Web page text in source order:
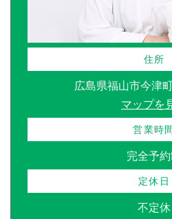
住所
広島県福山市今津
マップを
営業時
完全予
定休日
不定休